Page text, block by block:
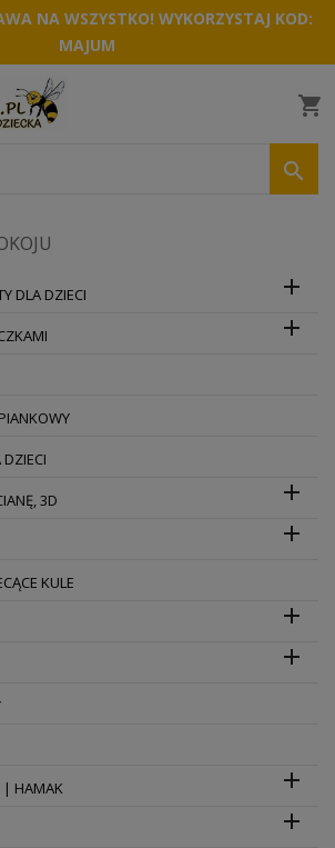
NA WSZYSTKO! WYKORZYSTAJ KOD:
MAJUM
shopping_cart

DLA DZIECI 

3D 

KULE


| HAMAK 
